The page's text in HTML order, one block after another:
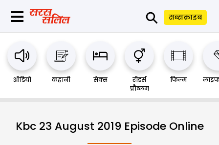
⚲ सब्सक्राइब
ऑडियो कहानी सेक्स
रीडर्स
प्रौब्लम
फिल्म
Kbc 23 August 2019 Episode Online